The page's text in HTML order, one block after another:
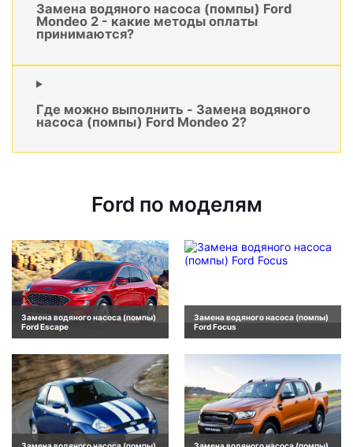
Замена водяного насоса (помпы) Ford
Mondeo 2 - какие методы оплаты
принимаются?
Где можно выполнить - Замена водяного
насоса (помпы) Ford Mondeo 2?
Ford по моделям
Замена водяного насоса (помпы)
Ford Escape
Замена водяного насоса (помпы)
Ford Focus